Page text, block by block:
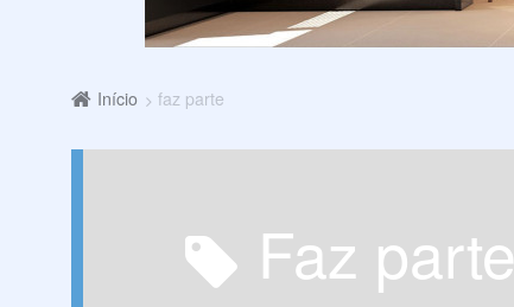
Início faz parte
faz parte